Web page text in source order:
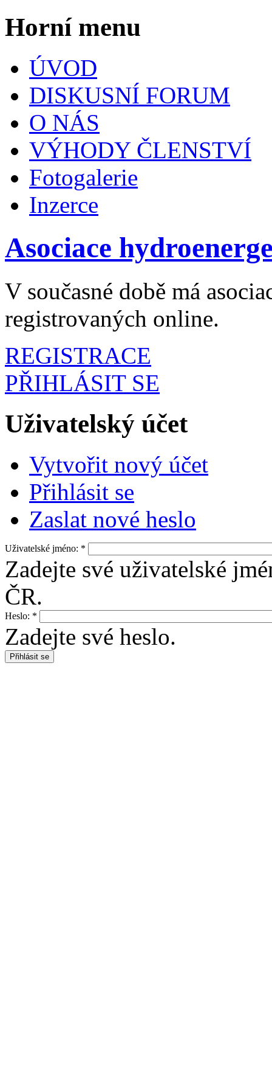
Horní menu
ÚVOD
DISKUSNÍ FORUM
O NÁS
VÝHODY ČLENSTVÍ
Fotogalerie
Inzerce
Asociace
V současné době má
registrovaných online.
REGISTRACE
PŘIHLÁSIT SE
Uživatelský účet
Vytvořit nový účet
Přihlásit se
Zaslat nové heslo
Uživatelské jméno: *
Zadejte své uživatelské
ČR.
Heslo: *
Zadejte své heslo.